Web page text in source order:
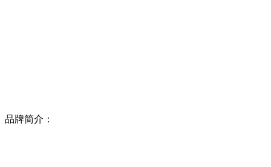
品牌简介：